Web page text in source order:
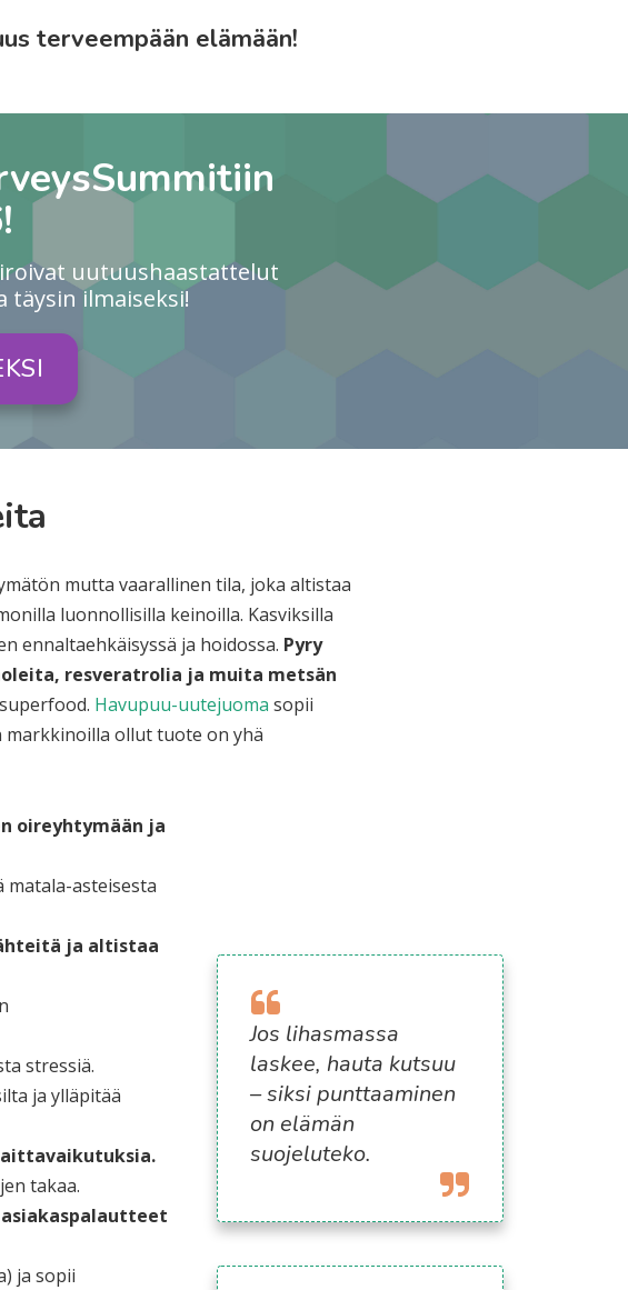
terveempään elämään!
uutuushaastattelut
ilmaiseksi!
mutta vaarallinen tila, joka altistaa
luonnollisilla keinoilla. Kasviksilla
ennaltaehkäisyssä ja hoidossa. Pyry
resveratrolia ja muita metsän
Havupuu-uutejuoma sopii
markkinoilla ollut tuote on yhä
oireyhtymään ja
matala-asteisesta
ja altistaa
stressiä.
ja ylläpitää
takaa.
ja sopii
Jos lihasmassa
laskee, hauta kutsuu
– siksi punttaaminen
on elämän
suojeluteko.